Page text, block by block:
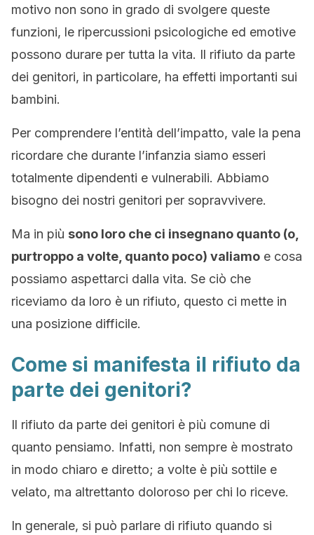
motivo non sono in grado di svolgere queste
funzioni, le ripercussioni psicologiche ed emotive
possono durare per tutta la vita. Il rifiuto da parte
dei genitori, in particolare, ha effetti importanti sui
bambini.
Per comprendere l’entità dell’impatto, vale la pena
ricordare che durante l’infanzia siamo esseri
totalmente dipendenti e vulnerabili. Abbiamo
bisogno dei nostri genitori per sopravvivere.
Ma in più sono loro che ci insegnano quanto (o,
purtroppo a volte, quanto poco) valiamo e cosa
possiamo aspettarci dalla vita. Se ciò che
riceviamo da loro è un rifiuto, questo ci mette in
una posizione difficile.
Come si manifesta il rifiuto da
parte dei genitori?
Il rifiuto da parte dei genitori è più comune di
quanto pensiamo. Infatti, non sempre è mostrato
in modo chiaro e diretto; a volte è più sottile e
velato, ma altrettanto doloroso per chi lo riceve.
In generale, si può parlare di rifiuto quando si